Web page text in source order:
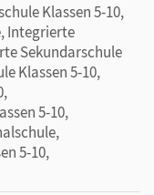
Klassen 5-10,
Integrierte
Sekundarschule
Klassen 5-10,
5-10,
5-10,